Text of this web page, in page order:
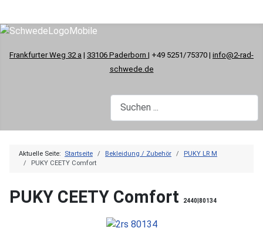
Frankfurter Weg 32 a | 33106 Paderborn | +49 5251/75370 | info@2-rad-
schwede.de
Aktuelle Seite: Startseite Bekleidung / Zubehör
PUKY LR M
PUKY CEETY Comfort
PUKY CEETY Comfort 2440|80134